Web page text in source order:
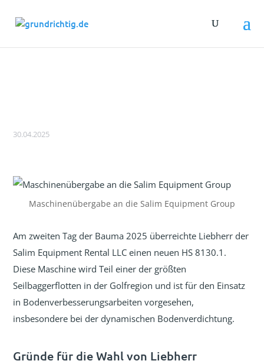
30.04.2025
Maschinenübergabe an die Salim Equipment Group
Am zweiten Tag der Bauma 2025 überreichte Liebherr der
Salim Equipment Rental LLC einen neuen HS 8130.1.
Diese Maschine wird Teil einer der größten
Seilbaggerflotten in der Golfregion und ist für den Einsatz
in Bodenverbesserungsarbeiten vorgesehen,
insbesondere bei der dynamischen Bodenverdichtung.
Gründe für die Wahl von Liebherr